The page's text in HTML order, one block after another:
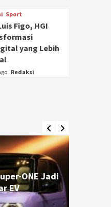
Sport
Figo, HGI
yang Lebih
Redaksi
ONE Jadi
EV